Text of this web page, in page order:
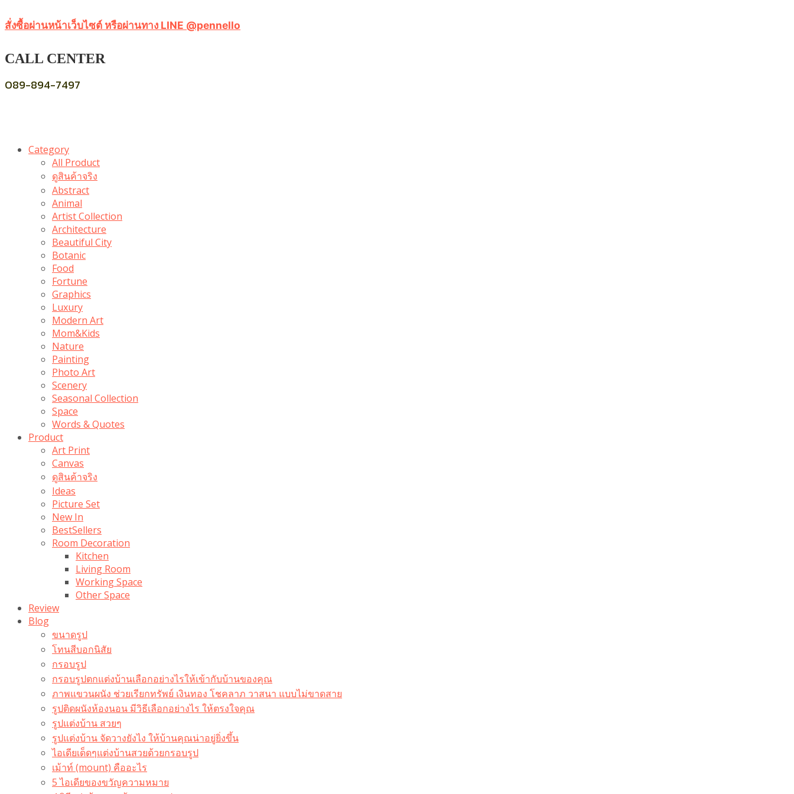
สั่งซื้อผ่านหน้าเว็บไซต์ หรือผ่านทาง LINE @pennello
CALL CENTER
089-894-7497
Category
All Product
ดูสินค้าจริง
Abstract
Animal
Artist Collection
Architecture
Beautiful City
Botanic
Food
Fortune
Graphics
Luxury
Modern Art
Mom&Kids
Nature
Painting
Photo Art
Scenery
Seasonal Collection
Space
Words & Quotes
Product
Art Print
Canvas
ดูสินค้าจริง
Ideas
Picture Set
New In
BestSellers
Room Decoration
Kitchen
Living Room
Working Space
Other Space
Review
Blog
ขนาดรูป
โทนสีบอกนิสัย
กรอบรูป
กรอบรูปตกแต่งบ้านเลือกอย่างไรให้เข้ากับบ้านของคุณ
ภาพแขวนผนัง ช่วยเรียกทรัพย์ เงินทอง โชคลาภ วาสนา แบบไม่ขาดสาย
รูปติดผนังห้องนอน มีวิธีเลือกอย่างไร ให้ตรงใจคุณ
รูปแต่งบ้าน สวยๆ
รูปแต่งบ้าน จัดวางยังไง ให้บ้านคุณน่าอยู่ยิ่งขึ้น
ไอเดียเด็ดๆแต่งบ้านสวยด้วยกรอบรูป
เม้าท์ (mount) คืออะไร​
5 ไอเดียของขวัญความหมาย